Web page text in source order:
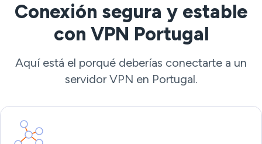
Conexión segura y estable
con VPN Portugal
Aquí está el porqué deberías conectarte a un
servidor VPN en Portugal.